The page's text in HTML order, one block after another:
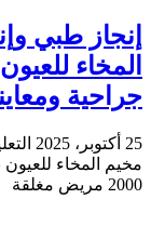
إنجاز طبي
جراحية ومعاينة 2000
25 أكتوبر، 2025
2000 مريض مغلقة